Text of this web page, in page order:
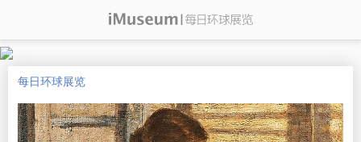
每日环球展览